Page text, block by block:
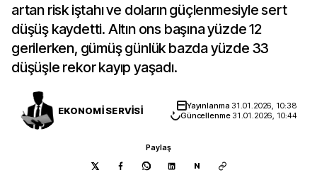
artan risk iştahı ve doların güçlenmesiyle sert
düşüş kaydetti. Altın ons başına yüzde 12
gerilerken, gümüş günlük bazda yüzde 33
düşüşle rekor kayıp yaşadı.
EKONOMİ SERVİSİ Yayınlanma 31.01.2026, 10:38
Güncellenme 31.01.2026, 10:44
Paylaş
N